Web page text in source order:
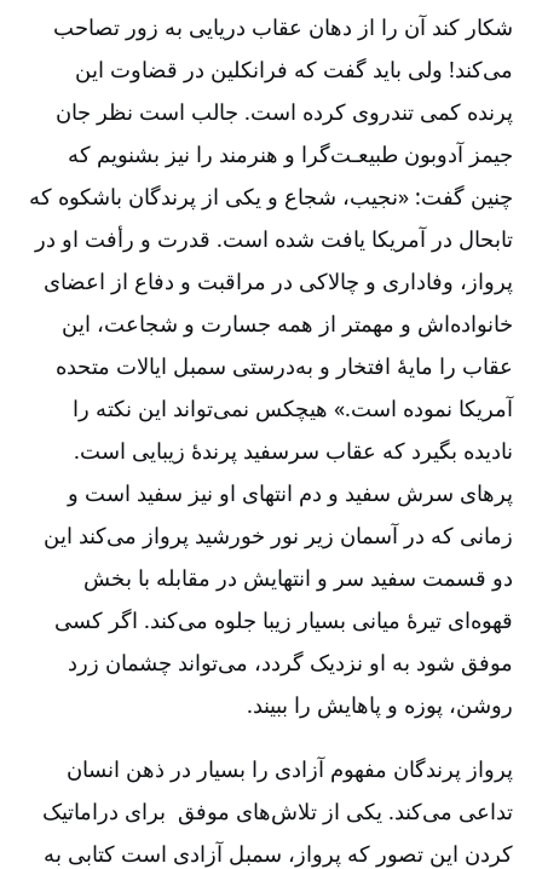
شکار کند آن را از دهان عقاب دریایی به زور تصاحب
میکند! ولی باید گفت که فرانکلین در قضاوت این
پرنده کمی تندروی کرده است. جالب است نظر جان
جیمز آدوبون طبیعـتگرا و هنرمند را نیز بشنویم که
چنین گفت: «نجیب، شجاع و یکی از پرندگان باشکوه که
تابحال در آمریکا یافت شده است. قدرت و رأفت او در
پرواز، وفاداری و چالاکی در مراقبت و دفاع از اعضای
خانوادهاش و مهمتر از همه جسارت و شجاعت، این
عقاب را مایۀ افتخار و بهدرستی سمبل ایالات متحده
آمریکا نموده است.» هیچکس نمیتواند این نکته را
نادیده بگیرد که عقاب سرسفید پرندۀ زیبایی است.
پرهای سرش سفید و دم انتهای او نیز سفید است و
زمانی که در آسمان زیر نور خورشید پرواز میکند این
دو قسمت سفید سر و انتهایش در مقابله با بخش
قهوهای تیرۀ میانی بسیار زیبا جلوه میکند. اگر کسی
موفق شود به او نزدیک گردد، میتواند چشمان زرد
روشن، پوزه و پاهایش را ببیند.
پرواز پرندگان مفهوم آزادی را بسیار در ذهن انسان
تداعی میکند. یکی از تلاشهای موفق برای دراماتیک
کردن این تصور که پرواز، سمبل آزادی است کتابی به